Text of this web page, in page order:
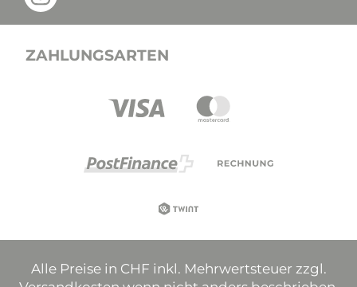
ZAHLUNGSARTEN
Alle Preise in CHF inkl. Mehrwertsteuer zzgl.